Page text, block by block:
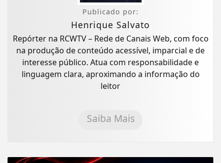
Publicado por:
Henrique Salvato
Repórter na RCWTV – Rede de Canais Web, com foco
na produção de conteúdo acessível, imparcial e de
interesse público. Atua com responsabilidade e
linguagem clara, aproximando a informação do
leitor
Saiba Mais